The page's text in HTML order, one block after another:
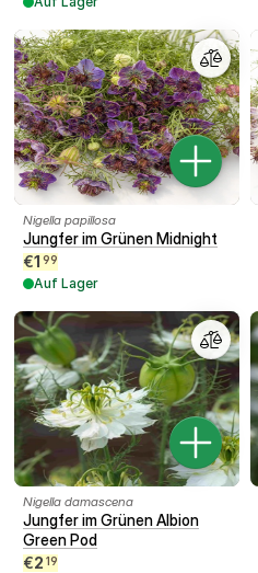
Nigella papillosa
Jungfer im Grünen Midnight
€1 99
Auf Lager
Nigella damascena
Jungfer im Grünen Albion
Green Pod
€2 19